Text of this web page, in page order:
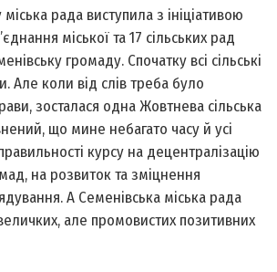
рада виступила з ініціативою
міської та 17 сільських рад
громаду. Спочатку всі сільські
Але коли від слів треба було
зосталася одна Жовтнева сільська
що мине небагато часу й усі
курсу на децентралізацію
на розвиток та зміцнення
А Семенівська міська рада
але промовистих позитивних